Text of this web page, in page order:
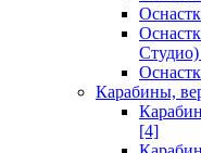
Студио)
Карабины,
[4]